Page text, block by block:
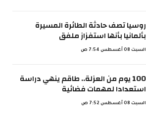
روسيا تصف حادثة الطائرة المسيرة
بألمانيا بأنها استفزاز ملفق
السبت 08 أغسطس 7:54 ص
100 يوم من العزلة.. طاقم ينهي دراسة
استعدادا لمهمات فضائية
السبت 08 أغسطس 7:52 ص